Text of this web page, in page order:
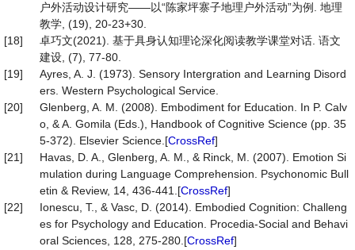
户外活动设计研究——以“陈家坪寨子地理户外活动”为例. 地理
教学, (19), 20-23+30.
[18]
卓巧文(2021). 基于具身认知理论深化阅读教学课堂对话. 语文
建设, (7), 77-80.
[19]
Ayres, A. J. (1973). Sensory Intergration and Learning Disord
ers. Western Psychological Service.
[20]
Glenberg, A. M. (2008). Embodiment for Education. In P. Calv
o, & A. Gomila (Eds.), Handbook of Cognitive Science (pp. 35
5-372). Elsevier Science.[CrossRef]
[21]
Havas, D. A., Glenberg, A. M., & Rinck, M. (2007). Emotion Si
mulation during Language Comprehension. Psychonomic Bull
etin & Review, 14, 436-441.[CrossRef]
[22]
Ionescu, T., & Vasc, D. (2014). Embodied Cognition: Challeng
es for Psychology and Education. Procedia-Social and Behavi
oral Sciences, 128, 275-280.[CrossRef]